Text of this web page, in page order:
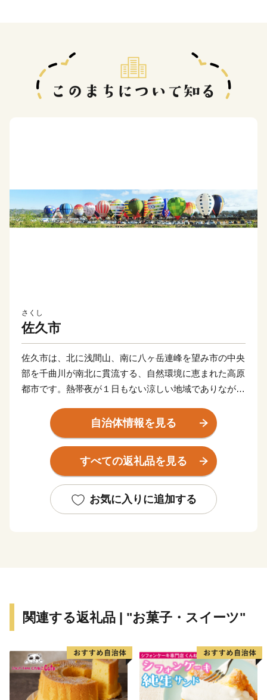
さくし
佐久市
佐久市は、北に浅間山、南に八ヶ岳連峰を望み市の中央
部を千曲川が南北に貫流する、自然環境に恵まれた高原
都市です。熱帯夜が１日もない涼しい地域でありなが
豊かな自然の恩恵により、お米や佐久鯉など豊富な農作
物にめぐまれ、市内には11もの酒蔵があります。また、
晴天率の高さから、毎年ゴールデンウィークには、熱気
球の大会「佐久バルーンフェスティバル」が開催され、
は、春の風物詩となっています。
古い町並み、住民同士の強い絆が息づく、「田舎らし
部横断自動車道の整備も進み、太平洋圏へのアクセスの
安定した医療提供と交通アクセスの良さから、移住を希
望する人が絶えないまちです。
自治体情報を見る
すべての返礼品を見る
お気に入りに追加する
関連する返礼品 | "お菓子・スイーツ"